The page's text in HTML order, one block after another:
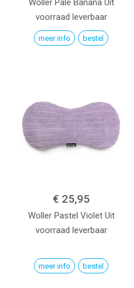
Woller Pale Banana Uit
voorraad leverbaar
meer info bestel
€ 25,95
Woller Pastel Violet Uit
voorraad leverbaar
meer info bestel